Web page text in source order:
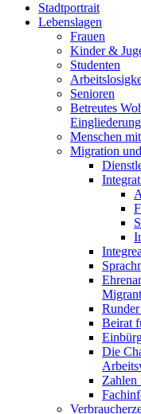
Stadtportrait
Lebenslagen
Frauen
Kinder &
Studenten
Senioren
Betreutes
Menschen
Migration
Beirat
Die
Zahlen